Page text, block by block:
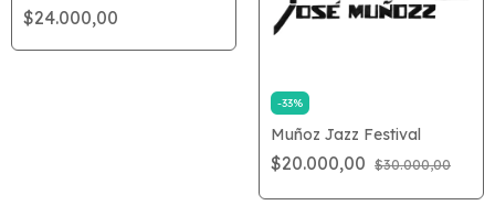
$24.000,00
-33%
Muñoz Jazz Festival
$20.000,00 $30.000,00